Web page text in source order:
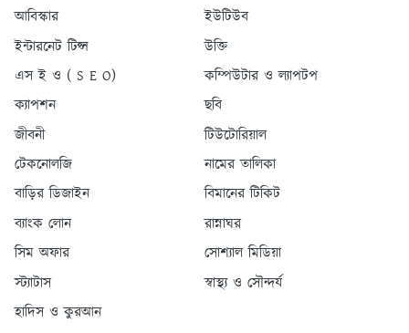
আবিস্কার
ইউটিউব
ইন্টারনেট টিপ্স
উক্তি
এস ই ও ( S E O)
কম্পিউটার ও ল্যাপটপ
ক্যাপশন
ছবি
জীবনী
টিউটোরিয়াল
টেকনোলজি
নামের তালিকা
বাড়ির ডিজাইন
বিমানের টিকিট
ব্যাংক লোন
রান্নাঘর
সিম অফার
সোশ্যাল মিডিয়া
স্ট্যাটাস
স্বাস্থ্য ও সৌন্দর্য
হাদিস ও কুরআন